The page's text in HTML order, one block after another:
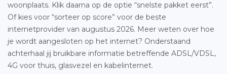
woonplaats. Klik daarna op de optie “snelste pakket eerst”.
Of kies voor “sorteer op score” voor de beste
internetprovider van augustus 2026. Meer weten over hoe
je wordt aangesloten op het internet? Onderstaand
achterhaal jij bruikbare informatie betreffende ADSL/VDSL,
4G voor thuis, glasvezel en kabelinternet.